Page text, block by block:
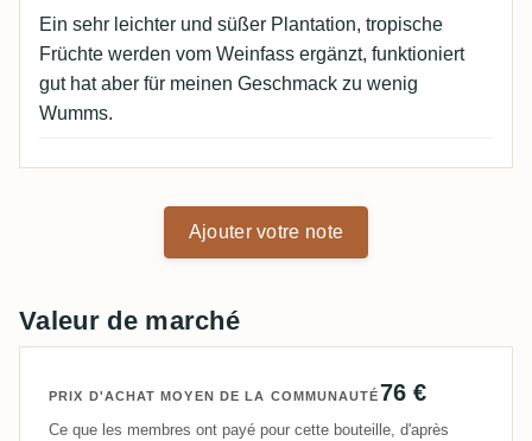
Ein sehr leichter und süßer Plantation, tropische
Früchte werden vom Weinfass ergänzt, funktioniert
gut hat aber für meinen Geschmack zu wenig
Wumms.
Ajouter votre note
Valeur de marché
PRIX D'ACHAT MOYEN DE LA COMMUNAUTÉ76 €
Ce que les membres ont payé pour cette bouteille, d'après